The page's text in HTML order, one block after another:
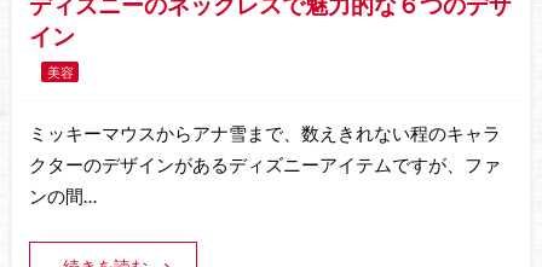
イン
美容
ミッキーマウスからアナ雪まで、数えきれない程のキャラ
クターのデザインがあるディズニーアイテムですが、ファ
ンの間…